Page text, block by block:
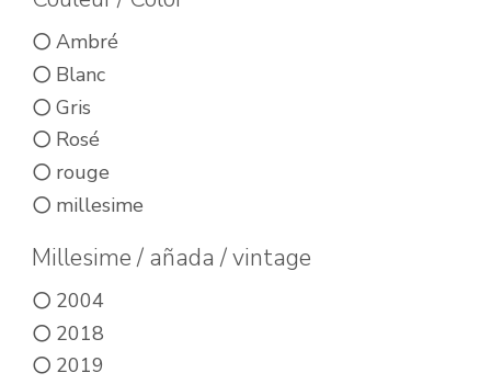
Ambré
Blanc
Gris
Rosé
rouge
millesime
Millesime / añada / vintage
2004
2018
2019